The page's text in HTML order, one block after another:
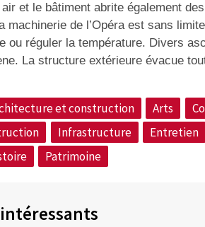
et le bâtiment abrite également
machinerie de l’Opéra est sans
ou réguler la température. Divers
La structure extérieure évacue
et construction Arts
Infrastructure Entretien
Patrimoine